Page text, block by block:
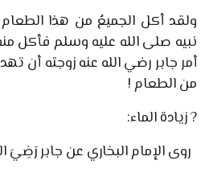
ولقد أكل الجميعُ من هذا الطعام
نبيه صلى الله عليه وسلم فأكل
أمر جابر رضي الله عنه زوجته أن
من الطعام !
?زيادة الماء:
روى الإمام البخاري عن جابررَضِيَ